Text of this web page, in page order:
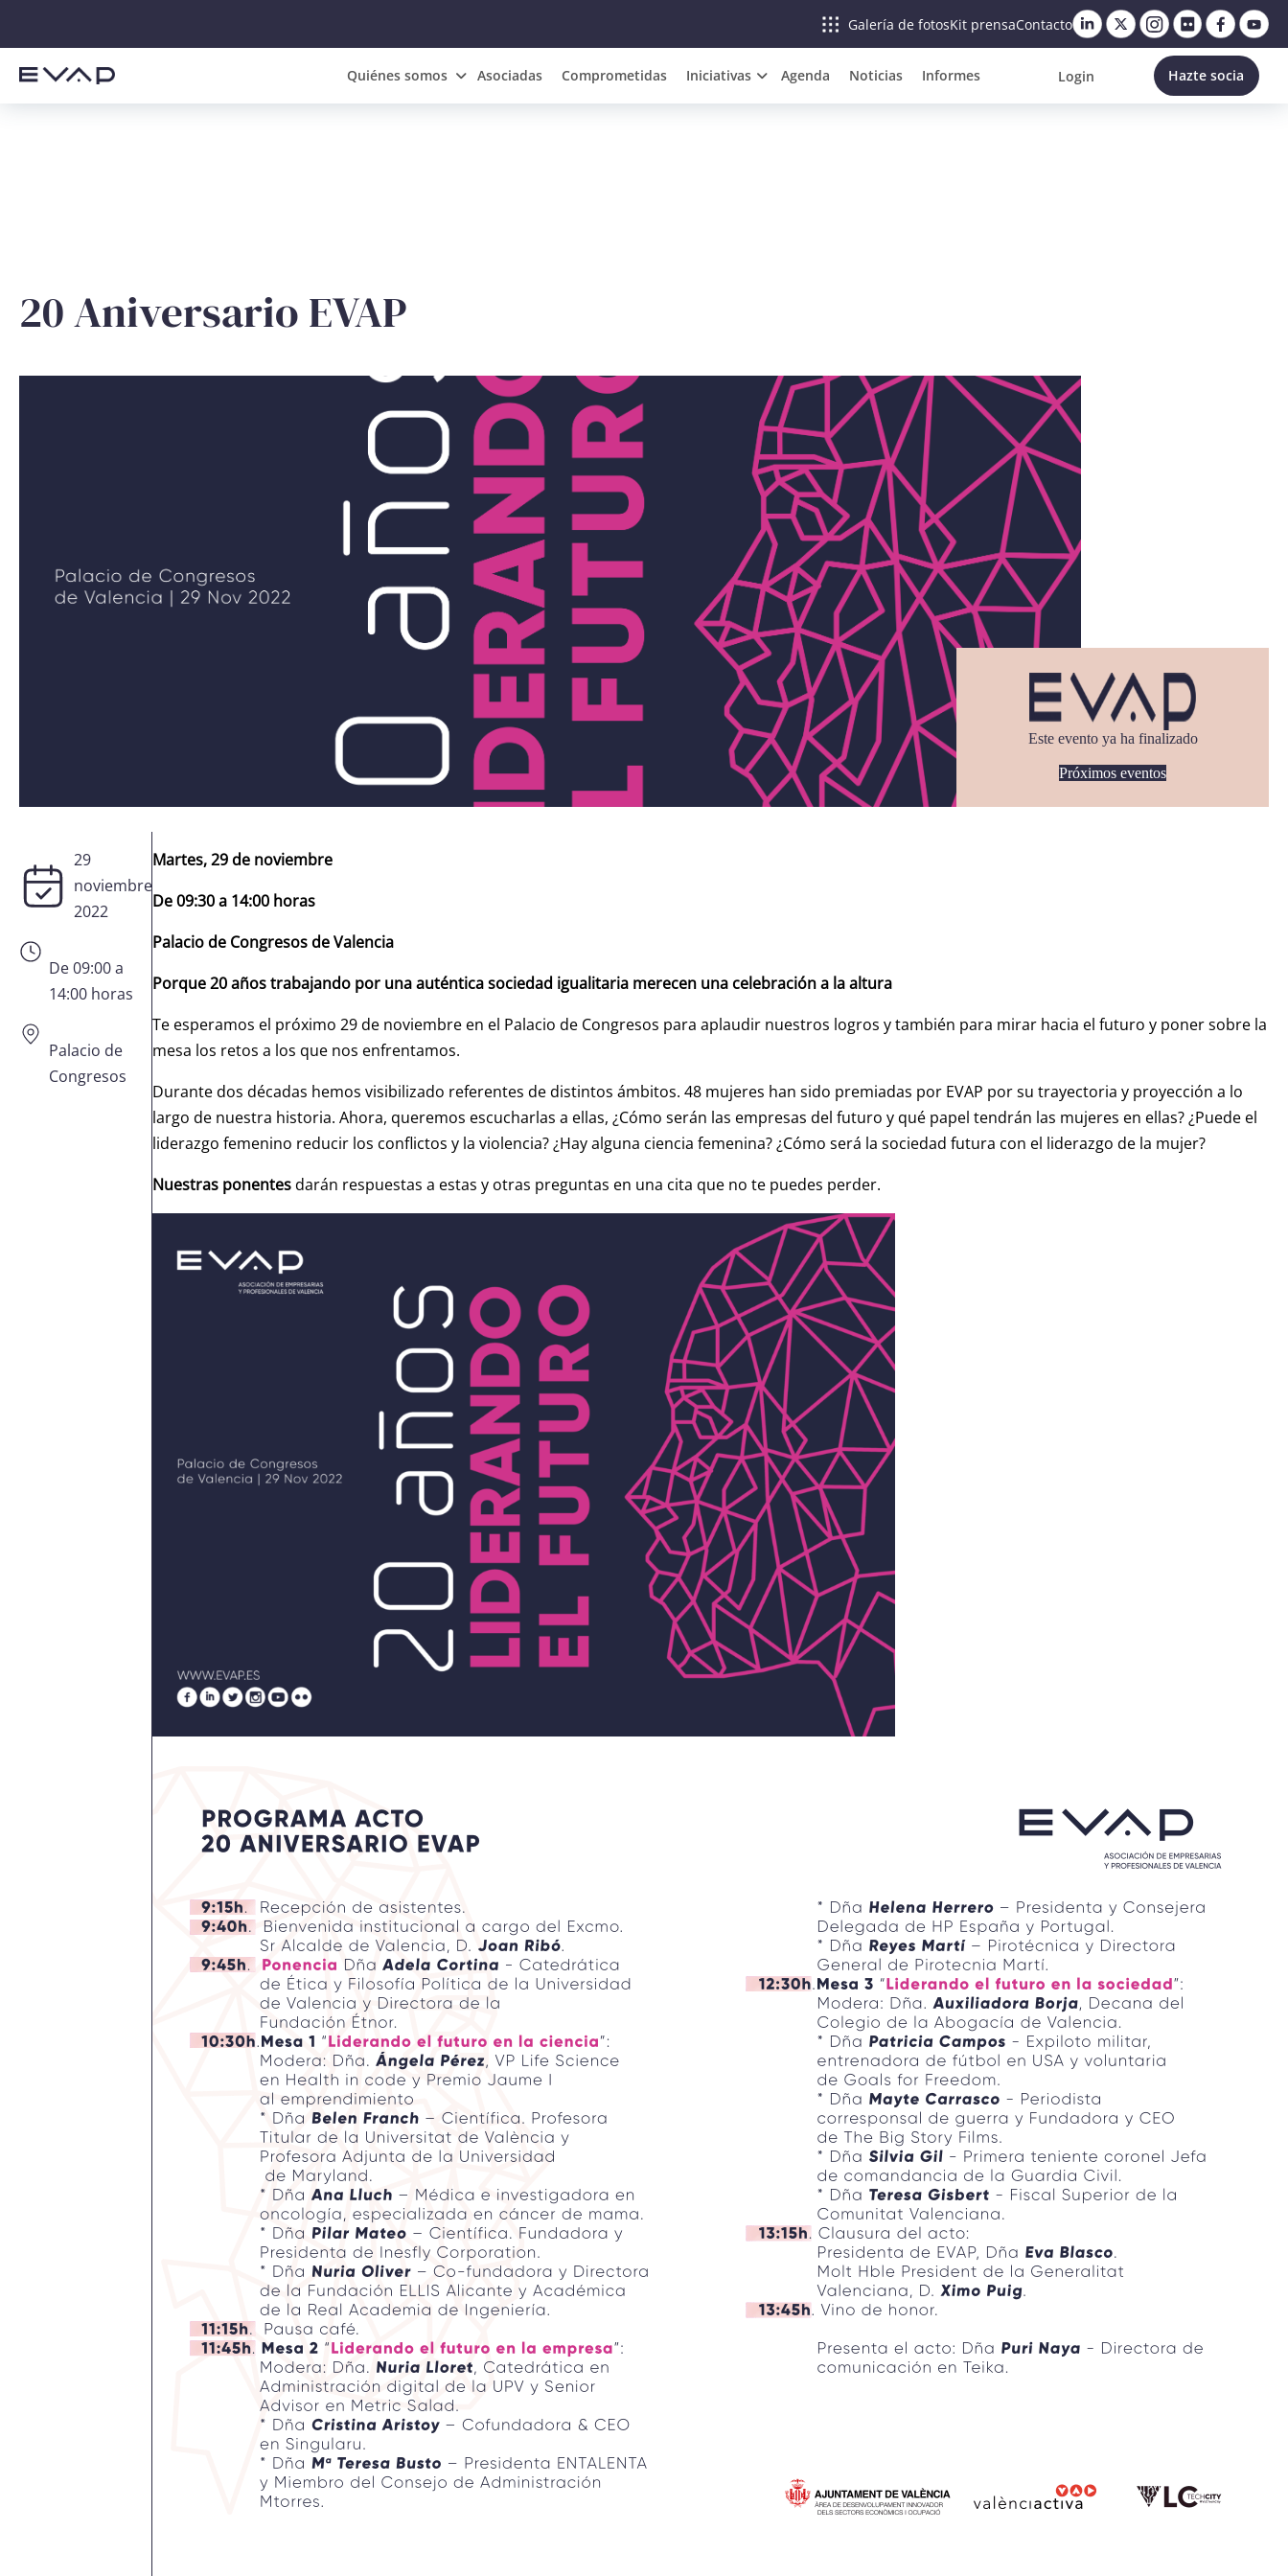
Galería de fotosKit prensaContacto
Quiénes somos Asociadas Comprometidas Iniciativas Agenda Noticias Informes Login Hazte socia
20 Aniversario EVAP
Este evento ya ha finalizado
Próximos eventos
29
noviembre
2022
De 09:00 a
14:00 horas
Palacio de
Congresos
Martes, 29 de noviembre
De 09:30 a 14:00 horas
Palacio de Congresos de Valencia
Porque 20 años trabajando por una auténtica sociedad igualitaria merecen una celebración a la altura
Te esperamos el próximo 29 de noviembre en el Palacio de Congresos para aplaudir nuestros logros y también para mirar hacia el futuro y poner sobre la
mesa los retos a los que nos enfrentamos.
Durante dos décadas hemos visibilizado referentes de distintos ámbitos. 48 mujeres han sido premiadas por EVAP por su trayectoria y proyección a lo
largo de nuestra historia. Ahora, queremos escucharlas a ellas, ¿Cómo serán las empresas del futuro y qué papel tendrán las mujeres en ellas? ¿Puede el
liderazgo femenino reducir los conflictos y la violencia? ¿Hay alguna ciencia femenina? ¿Cómo será la sociedad futura con el liderazgo de la mujer?
Nuestras ponentesdarán respuestas a estas y otras preguntas en una cita que no te puedes perder.